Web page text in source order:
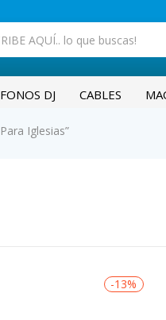
DJ CABLES
Iglesias”
-13%